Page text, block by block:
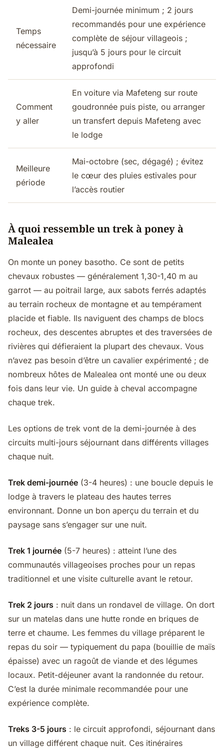
Temps
nécessaire
Demi-journée minimum ; 2 jours
recommandés pour une expérience
complète de séjour villageois ;
jusqu’à 5 jours pour le circuit
approfondi
Comment
y aller
En voiture via Mafeteng sur route
goudronnée puis piste, ou arranger
un transfert depuis Mafeteng avec
le lodge
Meilleure
période
Mai-octobre (sec, dégagé) ; évitez
le cœur des pluies estivales pour
l’accès routier
À quoi ressemble un trek à poney à
Malealea
On monte un poney basotho. Ce sont de petits
chevaux robustes — généralement 1,30-1,40 m au
garrot — au poitrail large, aux sabots ferrés adaptés
au terrain rocheux de montagne et au tempérament
placide et fiable. Ils naviguent des champs de blocs
rocheux, des descentes abruptes et des traversées de
rivières qui défieraient la plupart des chevaux. Vous
n’avez pas besoin d’être un cavalier expérimenté ; de
nombreux hôtes de Malealea ont monté une ou deux
fois dans leur vie. Un guide à cheval accompagne
chaque trek.
Les options de trek vont de la demi-journée à des
circuits multi-jours séjournant dans différents villages
chaque nuit.
Trek demi-journée (3-4 heures) : une boucle depuis le
lodge à travers le plateau des hautes terres
environnant. Donne un bon aperçu du terrain et du
paysage sans s’engager sur une nuit.
Trek 1 journée (5-7 heures) : atteint l’une des
communautés villageoises proches pour un repas
traditionnel et une visite culturelle avant le retour.
Trek 2 jours : nuit dans un rondavel de village. On dort
sur un matelas dans une hutte ronde en briques de
terre et chaume. Les femmes du village préparent le
repas du soir — typiquement du papa (bouillie de maïs
épaisse) avec un ragoût de viande et des légumes
locaux. Petit-déjeuner avant la randonnée du retour.
C’est la durée minimale recommandée pour une
expérience complète.
Treks 3-5 jours : le circuit approfondi, séjournant dans
un village différent chaque nuit. Ces itinéraires